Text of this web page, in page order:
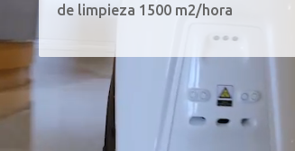
de limpieza 1500 m2/hora